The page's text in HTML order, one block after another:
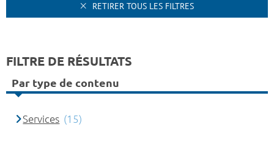
RETIRER TOUS LES FILTRES
FILTRE DE RÉSULTATS
Par type de contenu
Services (15)